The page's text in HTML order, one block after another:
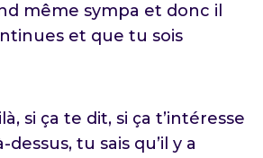
même sympa et donc il
et que tu sois
si ça te dit, si ça t’intéresse
tu sais qu’il y a